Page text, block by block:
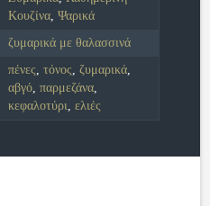
Κουζίνα, Ψαρικά
ζυμαρικά με θαλασσινά
πένες, τόνος, ζυμαρικά,
αβγό, παρμεζάνα,
κεφαλοτύρι, ελιές